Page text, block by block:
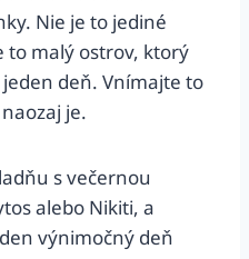
Nie je to jediné
to malý ostrov, ktorý
deň. Vnímajte to
je.
s večernou
alebo Nikiti, a
výnimočný deň